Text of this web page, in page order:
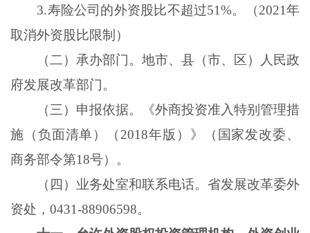
3.寿险公司的外资股比不超过51%。（2021年
取消外资股比限制）
（二）承办部门。地市、县（市、区）人民政
府发展改革部门。
（三）申报依据。《外商投资准入特别管理措
施（负面清单）（ 2018年版）》（国家发改委、
商务部令第18号）。
（四）业务处室和联系电话。省发展改革委外
资处， 0431-88906598。